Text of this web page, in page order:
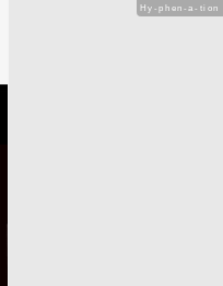
Hy-phen-a-tion